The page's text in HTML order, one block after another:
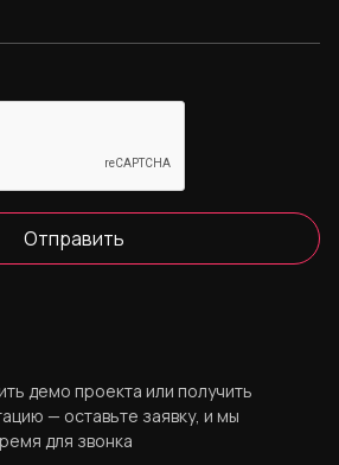
Отправить
демо проекта или получить
— оставьте заявку, и мы
для звонка